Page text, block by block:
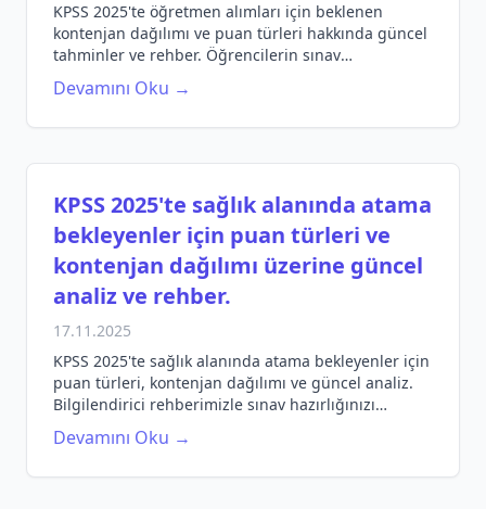
KPSS 2025'te öğretmen alımları için beklenen
kontenjan dağılımı ve puan türleri hakkında güncel
tahminler ve rehber. Öğrencilerin sınav
hazırlıklarına yönelik bilgilendirici içerik.
Devamını Oku →
KPSS 2025'te sağlık alanında atama
bekleyenler için puan türleri ve
kontenjan dağılımı üzerine güncel
analiz ve rehber.
17.11.2025
KPSS 2025'te sağlık alanında atama bekleyenler için
puan türleri, kontenjan dağılımı ve güncel analiz.
Bilgilendirici rehberimizle sınav hazırlığınızı
güçlendirin!
Devamını Oku →